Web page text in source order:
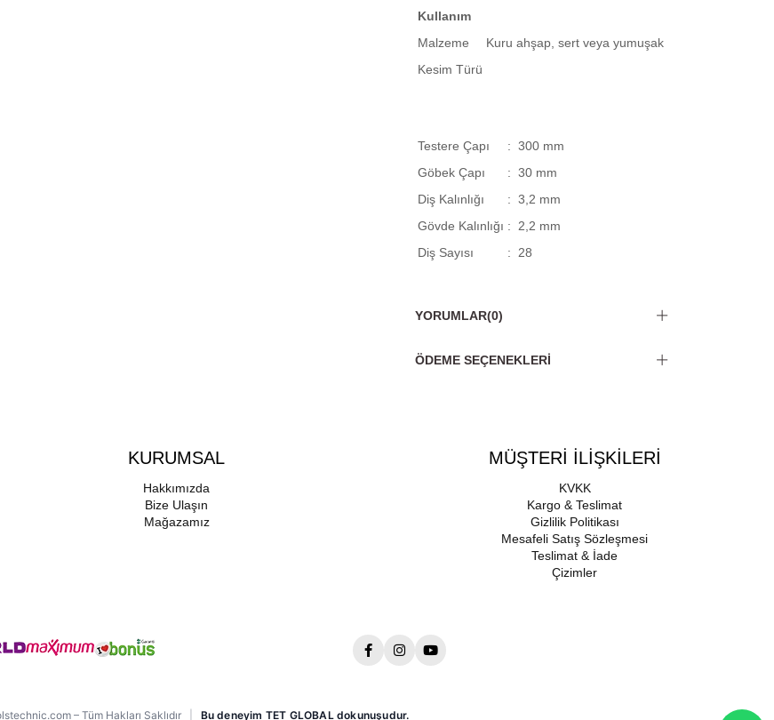
Kullanım
Malzeme
Kuru ahşap, sert veya yumuşak
Kesim Türü
Testere Çapı
: 300 mm
Göbek Çapı
: 30 mm
Diş Kalınlığı
: 3,2 mm
Gövde Kalınlığı : 2,2 mm
Diş Sayısı
: 28
YORUMLAR(0)
ÖDEME SEÇENEKLERI
KURUMSAL
Hakkımızda
Bize Ulaşın
Mağazamız
MÜŞTERİ İLİŞKİLERİ
KVKK
Kargo & Teslimat
Gizlilik Politikası
Mesafeli Satış Sözleşmesi
Teslimat & İade
Çizimler
– Tüm Hakları Saklıdır Bu deneyim TET GLOBAL dokunuşudur.